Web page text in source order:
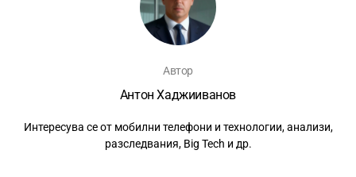
Автор
Антон Хаджииванов
Интересува се от мобилни телефони и технологии, анализи,
разследвания, Big Tech и др.